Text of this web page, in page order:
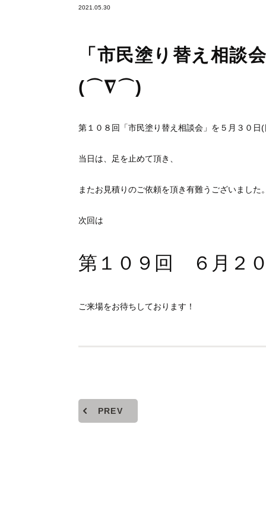
2021.05.30
「市民塗り替え相談
(⌒∇⌒)
第１０８回「市民塗り替え相談会」を５月３０日
当日は、足を止めて頂き、
またお見積りのご依頼を頂き有難うございました
次回は
第１０９回 ６月２
ご来場をお待ちしております！
PREV